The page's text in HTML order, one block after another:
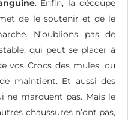
. Enfin, la découpe
de le soutenir et de le
N’oublions pas de
qui peut se placer à
vos Crocs des mules, ou
maintient. Et aussi des
ne marquent pas. Mais le
chaussures n’ont pas,